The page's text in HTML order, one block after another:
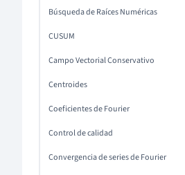
Búsqueda de Raíces Numéricas
CUSUM
Campo Vectorial Conservativo
Centroides
Coeficientes de Fourier
Control de calidad
Convergencia de series de Fourier